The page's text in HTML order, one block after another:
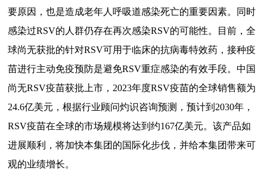
要原因，也是造成老年人呼吸道感染死亡的重要因素。同时
感染过RSV的人群仍存在再次感染RSV的可能性。目前，全
球尚无获批的针对RSV可用于临床的抗病毒特效药，接种疫
苗进行主动免疫预防是避免RSV重症感染的有效手段。中国
尚无RSV疫苗获批上市，2023年度RSV疫苗的全球销售额为
24.6亿美元，根据行业顾问灼识咨询预测，预计到2030年，
RSV疫苗在全球的市场规模将达到约167亿美元。该产品如
进展顺利，将加快本集团的国际化步伐，并给本集团带来可
观的业绩增长。